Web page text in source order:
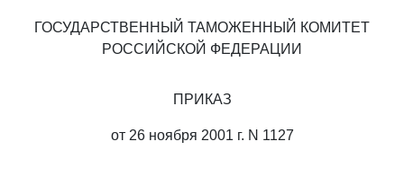
ГОСУДАРСТВЕННЫЙ ТАМОЖЕННЫЙ КОМИТЕТ
РОССИЙСКОЙ ФЕДЕРАЦИИ
ПРИКАЗ
от 26 ноября 2001 г. N 1127